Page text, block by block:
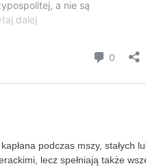
podczas mszy, stałych
lecz spełniają także